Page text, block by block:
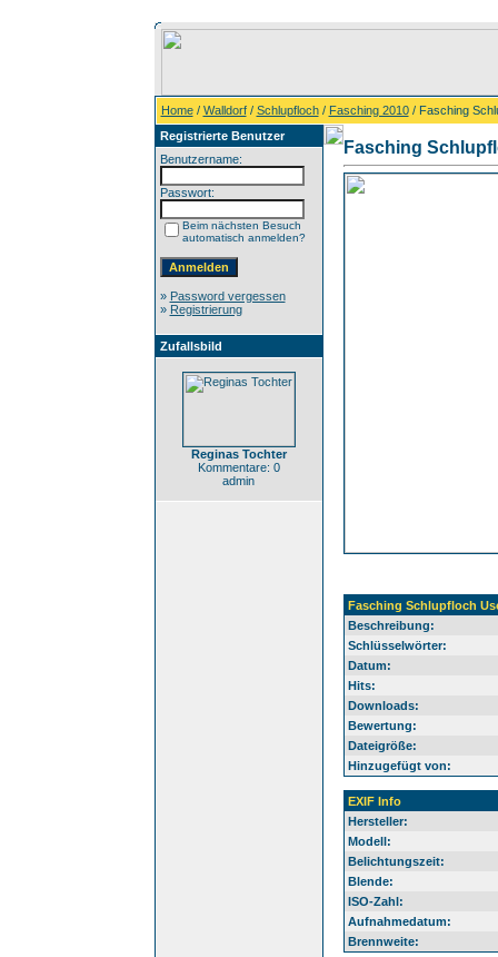
Home/ Walldorf/ Schlupfloch/ Fasching 2010/ Fasching
Registrierte Benutzer
Benutzername:
Passwort:
Beim nächsten Besuch
automatisch anmelden?
» Password vergessen
» Registrierung
Zufallsbild
Reginas Tochter
Kommentare: 0
admin
Fasching
Fasching Schlupfloch
Beschreibung:
Schlüsselwörter:
Datum:
Hits:
Downloads:
Bewertung:
Dateigröße:
Hinzugefügt von:
EXIF Info
Hersteller:
Modell:
Belichtungszeit:
Blende:
ISO-Zahl:
Aufnahmedatum:
Brennweite: